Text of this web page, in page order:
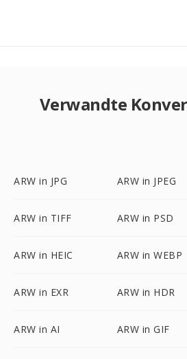
Verwandte
ARW in JPG ARW in JPEG
ARW in TIFF ARW in PSD
ARW in HEIC ARW in WEBP
ARW in EXR ARW in HDR
ARW in AI ARW in GIF